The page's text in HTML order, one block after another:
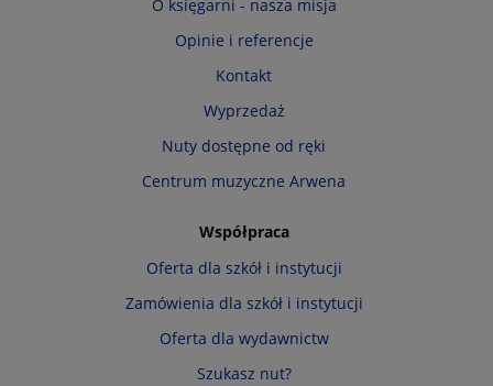
O księgarni - nasza misja
Opinie i referencje
Kontakt
Wyprzedaż
Nuty dostępne od ręki
Centrum muzyczne Arwena
Współpraca
Oferta dla szkół i instytucji
Zamówienia dla szkół i instytucji
Oferta dla wydawnictw
Szukasz nut?